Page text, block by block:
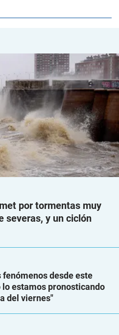
por tormentas muy
severas, y un ciclón
desde este
estamos pronosticando
del viernes"